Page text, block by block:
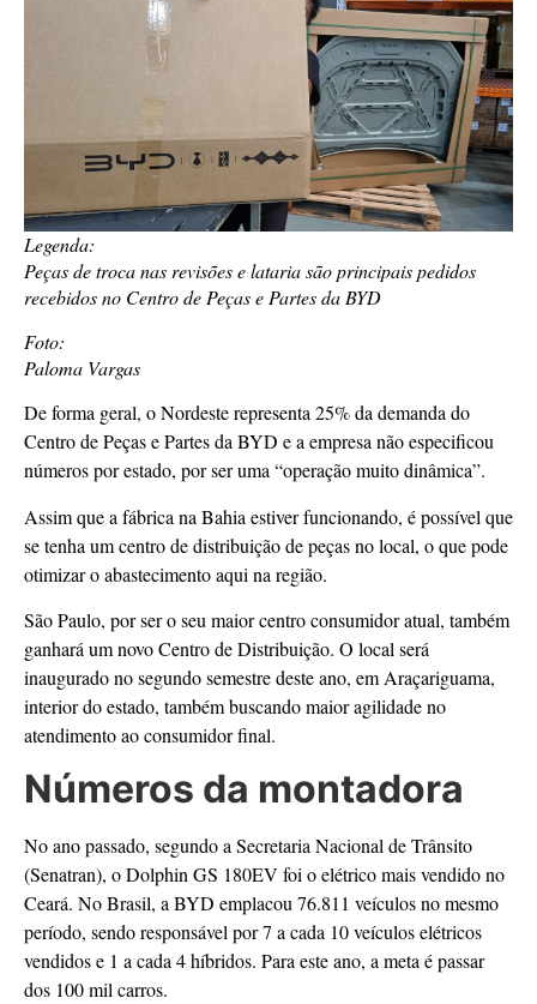
Legenda:
Peças de troca nas revisões e lataria são principais pedidos
recebidos no Centro de Peças e Partes da BYD
Foto:
Paloma Vargas
De forma geral, o Nordeste representa 25% da demanda do
Centro de Peças e Partes da BYD e a empresa não especificou
números por estado, por ser uma “operação muito dinâmica”.
Assim que a fábrica na Bahia estiver funcionando, é possível que
se tenha um centro de distribuição de peças no local, o que pode
otimizar o abastecimento aqui na região.
São Paulo, por ser o seu maior centro consumidor atual, também
ganhará um novo Centro de Distribuição. O local será
inaugurado no segundo semestre deste ano, em Araçariguama,
interior do estado, também buscando maior agilidade no
atendimento ao consumidor final.
Números da montadora
No ano passado, segundo a Secretaria Nacional de Trânsito
(Senatran), o Dolphin GS 180EV foi o elétrico mais vendido no
Ceará. No Brasil, a BYD emplacou 76.811 veículos no mesmo
período, sendo responsável por 7 a cada 10 veículos elétricos
vendidos e 1 a cada 4 híbridos. Para este ano, a meta é passar
dos 100 mil carros.